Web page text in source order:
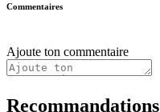
Commentaires
Ajoute ton commentaire
Recommandations